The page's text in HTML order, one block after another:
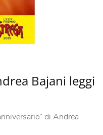
Bajani leggi
di Andrea